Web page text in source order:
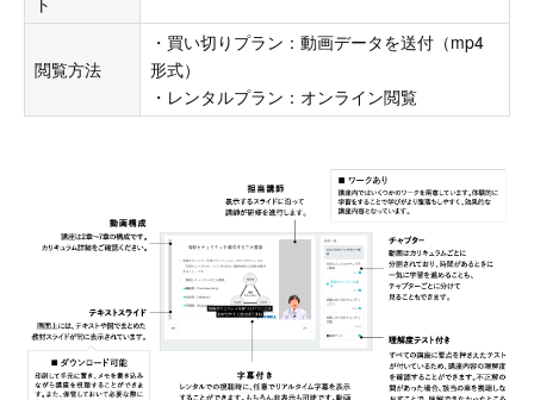
閲覧方法
・買い切りプラン：動画データを送付（mp4
形式）
・レンタルプラン：オンライン閲覧